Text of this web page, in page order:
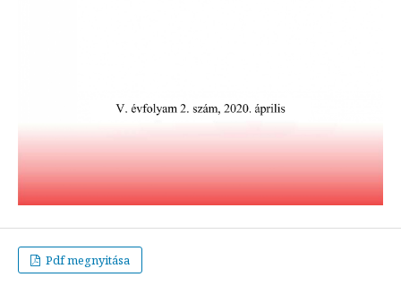
Pdf megnyitása